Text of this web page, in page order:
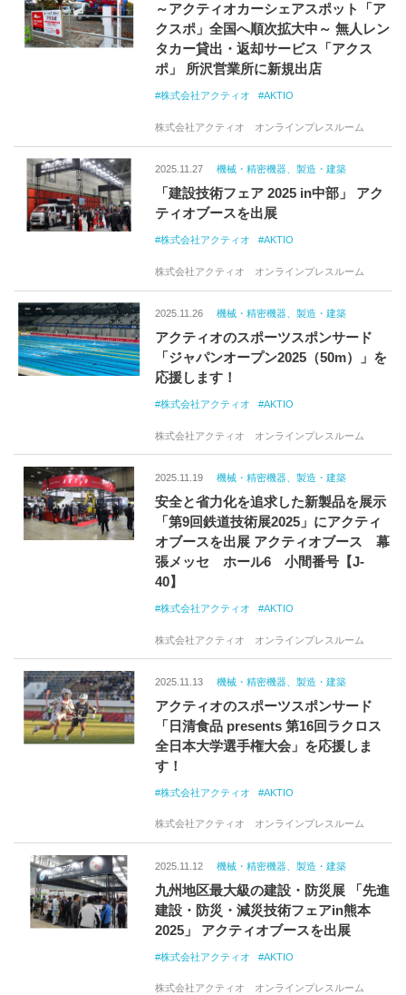
～アクティオカーシェアスポット「ア
クスポ」全国へ順次拡大中～ 無人レン
タカー貸出・返却サービス「アクス
ポ」 所沢営業所に新規出店
株式会社アクティオ AKTIO
株式会社アクティオ オンラインプレスルーム
2025.11.27 機械・精密機器、製造・建築
「建設技術フェア 2025 in中部」 アク
ティオブースを出展
株式会社アクティオ AKTIO
株式会社アクティオ オンラインプレスルーム
2025.11.26 機械・精密機器、製造・建築
アクティオのスポーツスポンサード
「ジャパンオープン2025（50m）」を
応援します！
株式会社アクティオ AKTIO
株式会社アクティオ オンラインプレスルーム
2025.11.19 機械・精密機器、製造・建築
安全と省力化を追求した新製品を展示
「第9回鉄道技術展2025」にアクティ
オブースを出展 アクティオブース 幕
張メッセ ホール6 小間番号【J-
40】
株式会社アクティオ AKTIO
株式会社アクティオ オンラインプレスルーム
2025.11.13 機械・精密機器、製造・建築
アクティオのスポーツスポンサード
「日清食品 presents 第16回ラクロス
全日本大学選手権大会」を応援しま
す！
株式会社アクティオ AKTIO
株式会社アクティオ オンラインプレスルーム
2025.11.12 機械・精密機器、製造・建築
九州地区最大級の建設・防災展 「先進
建設・防災・減災技術フェアin熊本
2025」 アクティオブースを出展
株式会社アクティオ AKTIO
株式会社アクティオ オンラインプレスルーム